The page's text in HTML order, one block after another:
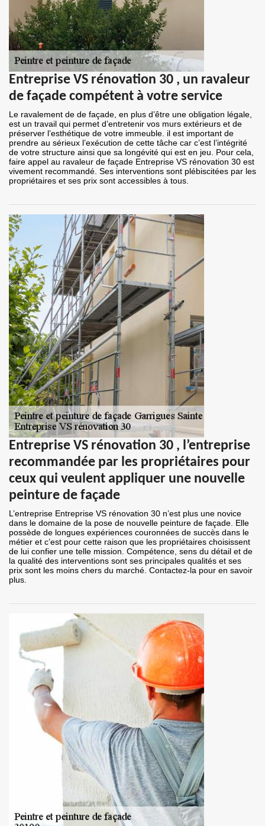
Entreprise VS rénovation 30 , un ravaleur
de façade compétent à votre service
Le ravalement de de façade, en plus d’être une obligation légale,
est un travail qui permet d’entretenir vos murs extérieurs et de
préserver l’esthétique de votre immeuble. il est important de
prendre au sérieux l’exécution de cette tâche car c’est l’intégrité
de votre structure ainsi que sa longévité qui est en jeu. Pour cela,
faire appel au ravaleur de façade Entreprise VS rénovation 30 est
vivement recommandé. Ses interventions sont plébiscitées par les
propriétaires et ses prix sont accessibles à tous.
Entreprise VS rénovation 30 , l’entreprise
recommandée par les propriétaires pour
ceux qui veulent appliquer une nouvelle
peinture de façade
L’entreprise Entreprise VS rénovation 30 n’est plus une novice
dans le domaine de la pose de nouvelle peinture de façade. Elle
possède de longues expériences couronnées de succès dans le
métier et c’est pour cette raison que les propriétaires choisissent
de lui confier une telle mission. Compétence, sens du détail et de
la qualité des interventions sont ses principales qualités et ses
prix sont les moins chers du marché. Contactez-la pour en savoir
plus.